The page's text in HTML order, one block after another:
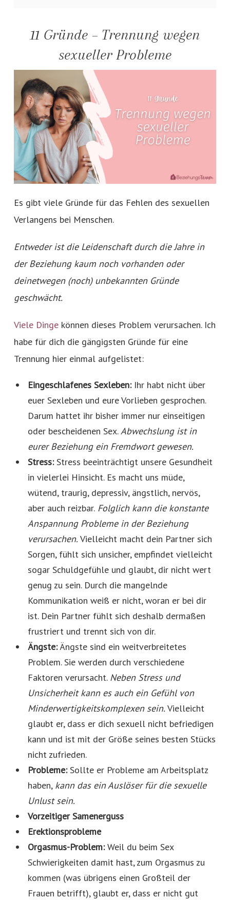
11 Gründe – Trennung wegen
sexueller Probleme
Es gibt viele Gründe für das Fehlen des sexuellen
Verlangens bei Menschen.
Entweder ist die Leidenschaft durch die Jahre in
der Beziehung kaum noch vorhanden oder
deinetwegen (noch) unbekannten Gründe
geschwächt.
Viele Dinge können dieses Problem verursachen. Ich
habe für dich die gängigsten Gründe für eine
Trennung hier einmal aufgelistet:
Eingeschlafenes Sexleben: Ihr habt nicht über
euer Sexleben und eure Vorlieben gesprochen.
Darum hattet ihr bisher immer nur einseitigen
oder bescheidenen Sex. Abwechslung ist in
eurer Beziehung ein Fremdwort gewesen.
Stress: Stress beeinträchtigt unsere Gesundheit
in vielerlei Hinsicht. Es macht uns müde,
wütend, traurig, depressiv, ängstlich, nervös,
aber auch reizbar.Folglich kann die konstante
Anspannung Probleme in der Beziehung
verursachen. Vielleicht macht dein Partner sich
Sorgen, fühlt sich unsicher, empfindet vielleicht
sogar Schuldgefühle und glaubt, dir nicht wert
genug zu sein. Durch die mangelnde
Kommunikation weiß er nicht, woran er bei dir
ist. Dein Partner fühlt sich deshalb dermaßen
frustriert und trennt sich von dir.
Ängste:Ängste sind ein weitverbreitetes
Problem. Sie werden durch verschiedene
Faktoren verursacht. Neben Stress und
Unsicherheit kann es auch ein Gefühl von
Minderwertigkeitskomplexen sein. Vielleicht
glaubt er, dass er dich sexuell nicht befriedigen
kann und ist mit der Größe seines besten Stücks
nicht zufrieden.
Probleme: Sollte er Probleme am Arbeitsplatz
haben, kann das ein Auslöser für die sexuelle
Unlust sein.
Vorzeitiger Samenerguss
Erektionsprobleme
Orgasmus-Problem:Weil du beim Sex
Schwierigkeiten damit hast, zum Orgasmus zu
kommen (was übrigens einen Großteil der
Frauen betrifft), glaubt er, dass er nicht gut